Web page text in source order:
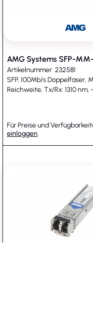
AMG Systems SFP-
Artikelnummer: 232581
SFP, 100Mb/s Doppelfaser,
Reichweite, Tx/Rx: 1310 nm,
Für Preise und
einloggen.